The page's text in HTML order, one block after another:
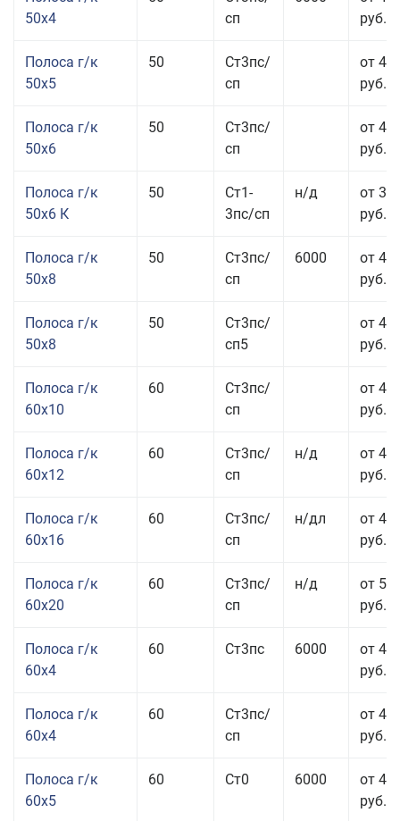
50x4
сп
руб.
Полоса г/к
50x5
50
Ст3пс/
сп
от 43
руб.
Полоса г/к
50x6
50
Ст3пс/
сп
от 42
руб.
Полоса г/к
50x6 К
50
Ст1-
3пс/сп
н/д
от 35
руб.
Полоса г/к
50x8
50
Ст3пс/
сп
6000
от 45
руб.
Полоса г/к
50x8
50
Ст3пс/
сп5
от 45
руб.
Полоса г/к
60x10
60
Ст3пс/
сп
от 41
руб.
Полоса г/к
60x12
60
Ст3пс/
сп
н/д
от 44
руб.
Полоса г/к
60x16
60
Ст3пс/
сп
н/дл
от 48
руб.
Полоса г/к
60x20
60
Ст3пс/
сп
н/д
от 53
руб.
Полоса г/к
60x4
60 Ст3пс 6000
от 45
руб.
Полоса г/к
60x4
60
Ст3пс/
сп
от 45
руб.
Полоса г/к
60x5
60 Ст0 6000
от 42
руб.